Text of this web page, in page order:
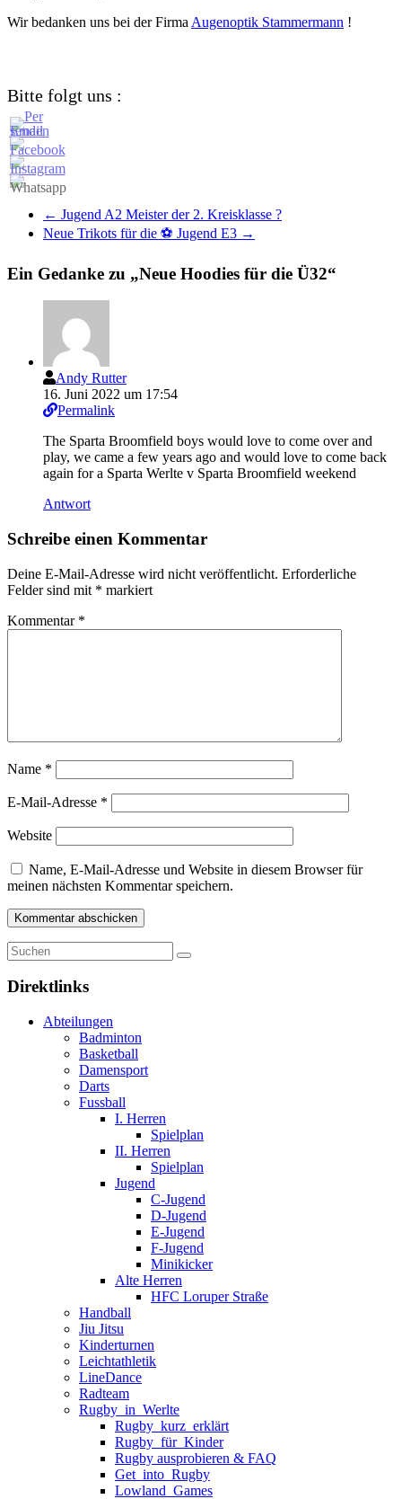
Wir bedanken uns bei der Firma Augenoptik Stammermann !
Bitte folgt uns :
← Jugend A2 Meister der 2. Kreisklasse ?
Neue Trikots für die ⚽ Jugend E3 →
Ein Gedanke zu „Neue Hoodies für die Ü32“
Andy Rutter
16. Juni 2022 um 17:54
Permalink
The Sparta Broomfield boys would love to come over and
play, we came a few years ago and would love to come back
again for a Sparta Werlte v Sparta Broomfield weekend
Antwort
Schreibe einen Kommentar
Deine E-Mail-Adresse wird nicht veröffentlicht. Erforderliche
Felder sind mit * markiert
Kommentar *
Name *
E-Mail-Adresse *
Website
Name, E-Mail-Adresse und Website in diesem Browser für
meinen nächsten Kommentar speichern.
Direktlinks
Abteilungen
Badminton
Basketball
Damensport
Darts
Fussball
I. Herren
Spielplan
II. Herren
Spielplan
Jugend
C-Jugend
D-Jugend
E-Jugend
F-Jugend
Minikicker
Alte Herren
HFC Loruper Straße
Handball
Jiu Jitsu
Kinderturnen
Leichtathletik
LineDance
Radteam
Rugby_in_Werlte
Rugby_kurz_erklärt
Rugby_für_Kinder
Rugby ausprobieren & FAQ
Get_into_Rugby
Lowland_Games